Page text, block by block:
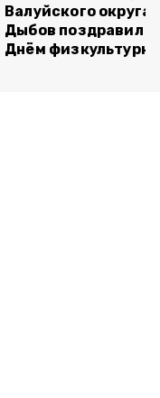
Валуйского округа
Дыбов поздравил
Днём